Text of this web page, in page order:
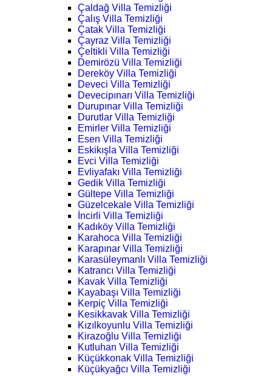
Çaldağ Villa Temizliği
Çalış Villa Temizliği
Çatak Villa Temizliği
Çayraz Villa Temizliği
Çeltikli Villa Temizliği
Demirözü Villa Temizliği
Dereköy Villa Temizliği
Deveci Villa Temizliği
Devecipınarı Villa Temizliği
Durupınar Villa Temizliği
Durutlar Villa Temizliği
Emirler Villa Temizliği
Esen Villa Temizliği
Eskikışla Villa Temizliği
Evci Villa Temizliği
Evliyafakı Villa Temizliği
Gedik Villa Temizliği
Gültepe Villa Temizliği
Güzelcekale Villa Temizliği
İncirli Villa Temizliği
Kadıköy Villa Temizliği
Karahoca Villa Temizliği
Karapınar Villa Temizliği
Karasüleymanlı Villa Temizliği
Katrancı Villa Temizliği
Kavak Villa Temizliği
Kayabaşı Villa Temizliği
Kerpiç Villa Temizliği
Kesikkavak Villa Temizliği
Kızılkoyunlu Villa Temizliği
Kirazoğlu Villa Temizliği
Kutluhan Villa Temizliği
Küçükkonak Villa Temizliği
Küçükyağcı Villa Temizliği